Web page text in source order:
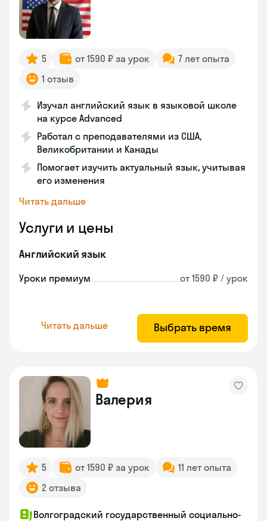
5 от 1590 ₽ за урок
7 лет опыта
1 отзыв
Изучал английский язык в языковой школе
на курсе Advanced
Работал с преподавателями из США,
Великобритании и Канады
Помогает изучить актуальный язык, учитывая
его изменения
Читать дальше
Услуги и цены
Английский язык
Уроки премиум от 1590 ₽ / урок
Читать дальше Выбрать время
Валерия
5 от 1590 ₽ за урок
11 лет опыта
2 отзыва
Волгоградский государственный социально-